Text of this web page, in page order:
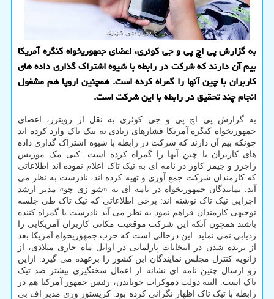
به گزارش پی اچ پی و جی کوئری، اعضای جمهوریخواه کنگره آمریکا
بیم آن دارند که شرکت در رابطه با شیوه اشتراک گذاری داده های
کاربران با چین آنها را گمراه کرده است. همچنین اروپا هم مشغول
انجام چند تحقیق در رابطه با این شرکت است.
به گزارش پی اچ پی و جی کوئری به نقل از رویترز، اعضای
جمهوریخواه کنگره آمریکا فشارهای زیادی به تیک تاک وارد کرده اند
چونکه بیم آن دارند که شرکت در رابطه با شیوه اشتراک گذاری داده
های کاربران با چین آنها را گمراه کرده است. کتی مک موریس
راجرز و جیمز کاور در نامه ای به تیک تاک اعلام نموده اند اطلاعاتی
که کارمندان شرکت جمع آوری و تهیه کرده اند، نادرست به نظر می
آید. نمایندگان جمهوریخواه در نامه ای به «شو زی چو» مدیر ارشد
اجرایی تیک تاک نوشته اند: برخی اطلاعاتی که تیک تاک طی جلسه
توجیهی کارمندان فراهم نمود به نظر می آید نادرست یا گمراه کننده
باشند همچون آنکه این شرکت موقعیت مکانی کاربران آمریکایی را
ردیابی نمی نماید. این درحالی است که حزب جمهوریخواه آمریکا بعد
از برنده شدن در انتخابات پارلمانی در اوایل ماه جاری میلادی، از
ژانویه کنترل مجلس نمایندگان این کشور را برعهده می گیرد. ازاین
رو ارسال چنین نامه ای نشانه از اعمال سختگیری بیشتر ضد تیک
تاک است. البته دولت دموکرات جوبایدن، رئیس جمهور آمرکیا هم در
رابطه با تیک تاک اظهار نگرانی کرده بود. کریستور وری مدیر اف بی